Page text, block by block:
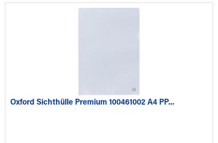
Oxford Sichthülle Premium 100461002 A4 PP...